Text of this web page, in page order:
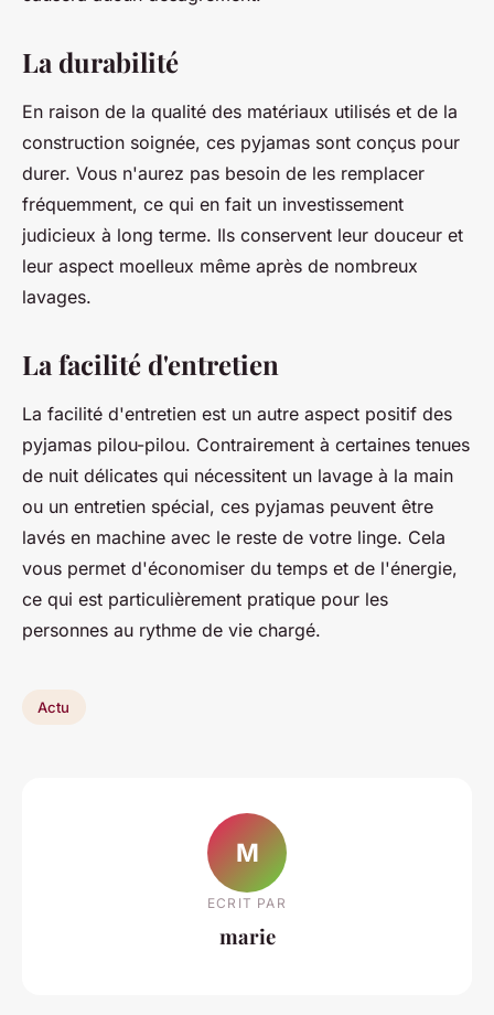
La durabilité
En raison de la qualité des matériaux utilisés et de la
construction soignée, ces pyjamas sont conçus pour
durer. Vous n'aurez pas besoin de les remplacer
fréquemment, ce qui en fait un investissement
judicieux à long terme. Ils conservent leur douceur et
leur aspect moelleux même après de nombreux
lavages.
La facilité d'entretien
La facilité d'entretien est un autre aspect positif des
pyjamas pilou-pilou. Contrairement à certaines tenues
de nuit délicates qui nécessitent un lavage à la main
ou un entretien spécial, ces pyjamas peuvent être
lavés en machine avec le reste de votre linge. Cela
vous permet d'économiser du temps et de l'énergie,
ce qui est particulièrement pratique pour les
personnes au rythme de vie chargé.
Actu
M
ECRIT PAR
marie